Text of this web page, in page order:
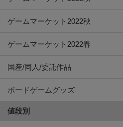
ゲームマーケット2022秋
ゲームマーケット2022春
国産/同人/委託作品
ボードゲームグッズ
値段別